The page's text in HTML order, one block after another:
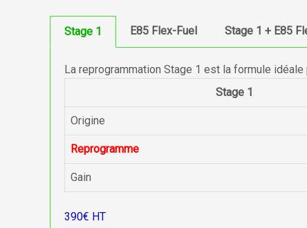
Stage 1 E85 Flex-Fuel Stage 1 + E85
La reprogrammation Stage 1 est la formule
Stage 1
Origine
Reprogramme
Gain
390€ HT